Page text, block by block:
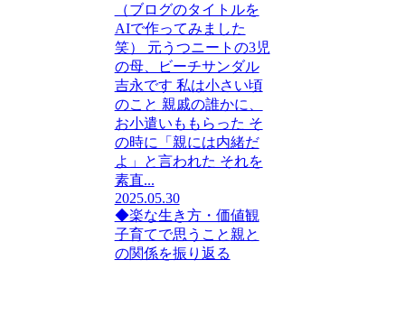
（ブログのタイトルを
AIで作ってみました
笑） 元うつニートの3児
の母、ビーチサンダル
吉永です 私は小さい頃
のこと 親戚の誰かに、
お小遣いももらった そ
の時に「親には内緒だ
よ」と言われた それを
素直...
2025.05.30
◆楽な生き方・価値観
子育てで思うこと 親と
の関係を振り返る